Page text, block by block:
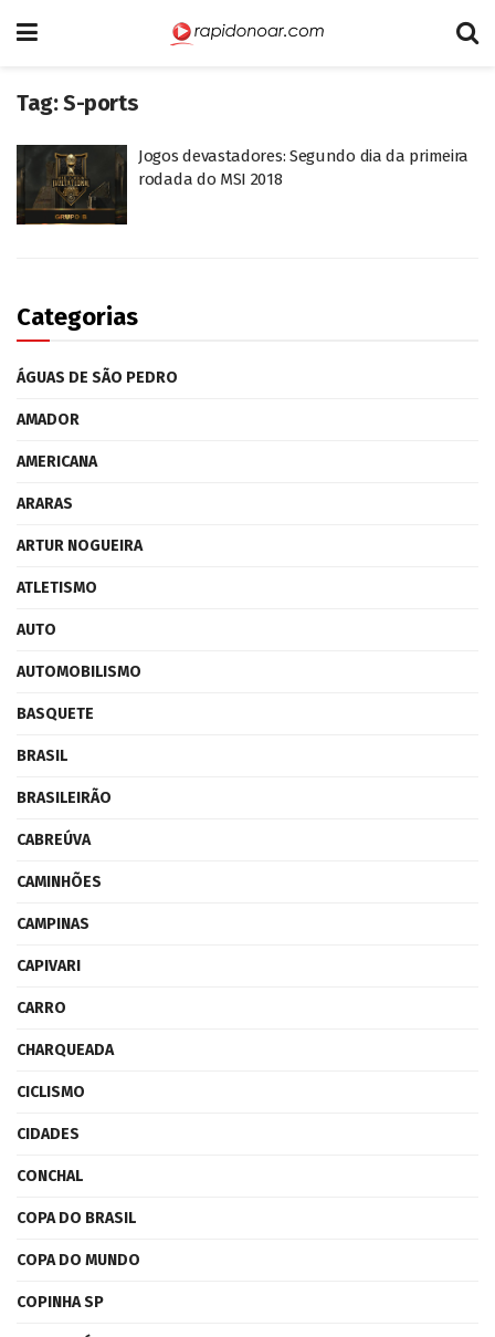
Tag:S-ports
Jogos devastadores: Segundo dia da primeira
rodada do MSI 2018
Categorias
ÁGUAS DE SÃO PEDRO
AMADOR
AMERICANA
ARARAS
ARTUR NOGUEIRA
ATLETISMO
AUTO
AUTOMOBILISMO
BASQUETE
BRASIL
BRASILEIRÃO
CABREÚVA
CAMINHÕES
CAMPINAS
CAPIVARI
CARRO
CHARQUEADA
CICLISMO
CIDADES
CONCHAL
COPA DO BRASIL
COPA DO MUNDO
COPINHA SP